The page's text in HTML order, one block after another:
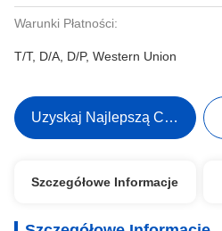
Warunki Płatności:
T/T, D/A, D/P, Western Union
Uzyskaj Najlepszą Cenę
Szczegółowe Informacje